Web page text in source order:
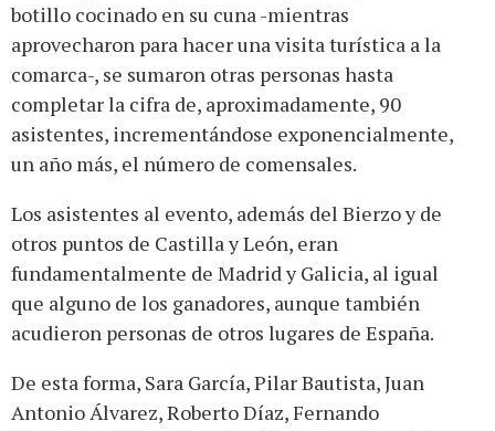
botillo cocinado en su cuna -mientras
aprovecharon para hacer una visita turística a la
comarca-, se sumaron otras personas hasta
completar la cifra de, aproximadamente, 90
asistentes, incrementándose exponencialmente,
un año más, el número de comensales.
Los asistentes al evento, además del Bierzo y de
otros puntos de Castilla y León, eran
fundamentalmente de Madrid y Galicia, al igual
que alguno de los ganadores, aunque también
acudieron personas de otros lugares de España.
De esta forma, Sara García, Pilar Bautista, Juan
Antonio Álvarez, Roberto Díaz, Fernando